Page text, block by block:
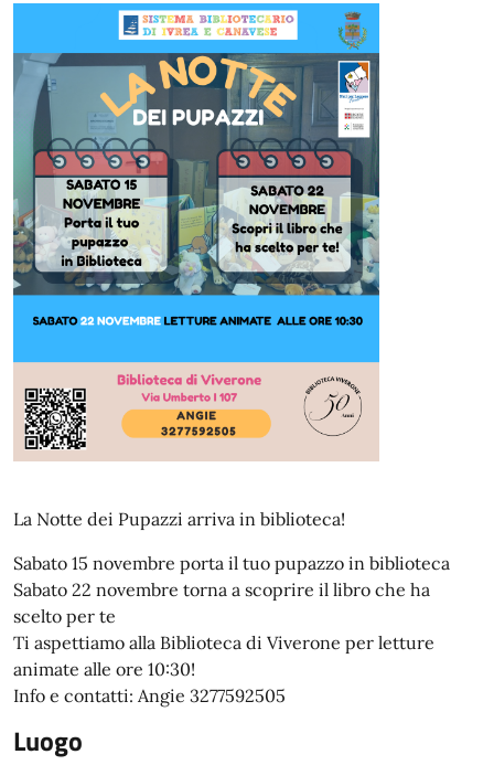
La Notte dei Pupazzi arriva in biblioteca!
Sabato 15 novembre porta il tuo pupazzo in biblioteca
Sabato 22 novembre torna a scoprire il libro che ha
scelto per te
Ti aspettiamo alla Biblioteca di Viverone per letture
animate alle ore 10:30!
Info e contatti: Angie 3277592505
Luogo